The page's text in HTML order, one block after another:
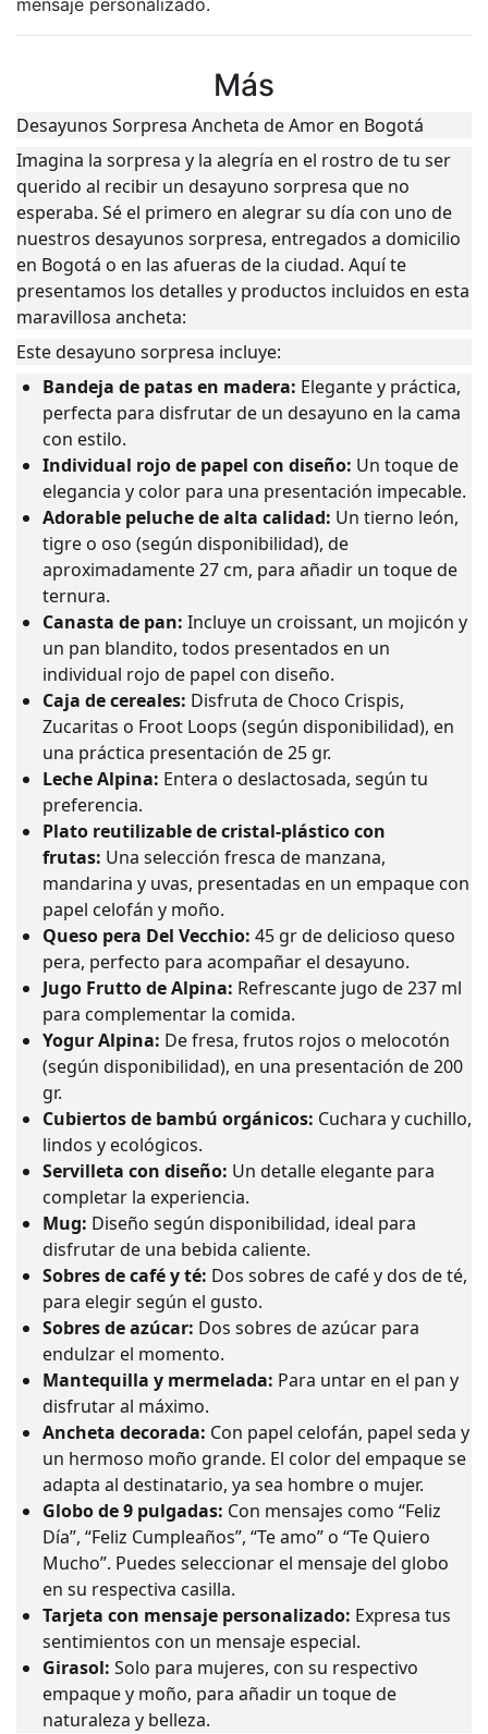
Más
Desayunos Sorpresa Ancheta de Amor en Bogotá
Imagina la sorpresa y la alegría en el rostro de tu ser
querido al recibir un desayuno sorpresa que no
esperaba. Sé el primero en alegrar su día con uno de
nuestros desayunos sorpresa, entregados a domicilio
en Bogotá o en las afueras de la ciudad. Aquí te
presentamos los detalles y productos incluidos en esta
maravillosa ancheta:
Este desayuno sorpresa incluye:
Bandeja de patas en madera: Elegante y práctica,
perfecta para disfrutar de un desayuno en la cama
con estilo.
Individual rojo de papel con diseño: Un toque de
elegancia y color para una presentación impecable.
Adorable peluche de alta calidad: Un tierno león,
tigre o oso (según disponibilidad), de
aproximadamente 27 cm, para añadir un toque de
ternura.
Canasta de pan: Incluye un croissant, un mojicón y
un pan blandito, todos presentados en un
individual rojo de papel con diseño.
Caja de cereales: Disfruta de Choco Crispis,
Zucaritas o Froot Loops (según disponibilidad), en
una práctica presentación de 25 gr.
Leche Alpina: Entera o deslactosada, según tu
preferencia.
Plato reutilizable de cristal-plástico con
frutas: Una selección fresca de manzana,
mandarina y uvas, presentadas en un empaque con
papel celofán y moño.
Queso pera Del Vecchio: 45 gr de delicioso queso
pera, perfecto para acompañar el desayuno.
Jugo Frutto de Alpina: Refrescante jugo de 237 ml
para complementar la comida.
Yogur Alpina: De fresa, frutos rojos o melocotón
(según disponibilidad), en una presentación de 200
gr.
Cubiertos de bambú orgánicos: Cuchara y cuchillo,
lindos y ecológicos.
Servilleta con diseño: Un detalle elegante para
completar la experiencia.
Mug: Diseño según disponibilidad, ideal para
disfrutar de una bebida caliente.
Sobres de café y té: Dos sobres de café y dos de té,
para elegir según el gusto.
Sobres de azúcar: Dos sobres de azúcar para
endulzar el momento.
Mantequilla y mermelada: Para untar en el pan y
disfrutar al máximo.
Ancheta decorada: Con papel celofán, papel seda y
un hermoso moño grande. El color del empaque se
adapta al destinatario, ya sea hombre o mujer.
Globo de 9 pulgadas: Con mensajes como “Feliz
Día”, “Feliz Cumpleaños”, “Te amo” o “Te Quiero
Mucho”. Puedes seleccionar el mensaje del globo
en su respectiva casilla.
Tarjeta con mensaje personalizado: Expresa tus
sentimientos con un mensaje especial.
Girasol: Solo para mujeres, con su respectivo
empaque y moño, para añadir un toque de
naturaleza y belleza.